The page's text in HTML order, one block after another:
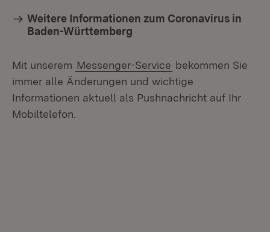
Weitere Informationen zum Coronavirus in
Baden-Württemberg
Mit unserem Messenger-Service bekommen Sie
immer alle Änderungen und wichtige
Informationen aktuell als Pushnachricht auf Ihr
Mobiltelefon.